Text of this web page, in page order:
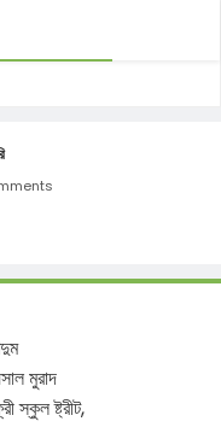
মুরাদ
স্কুলষ্ট্রীট,